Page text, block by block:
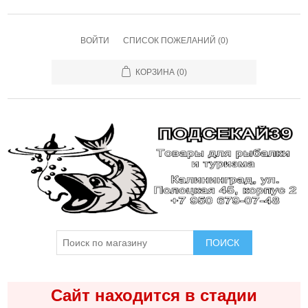
ВОЙТИ СПИСОК ПОЖЕЛАНИЙ (0)
КОРЗИНА (0)
ПОИСК
Сайт находится в стадии